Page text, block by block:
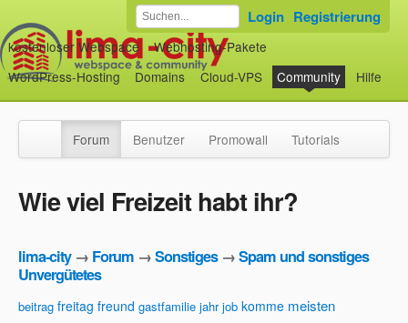
kostenloser Webspace
Webhosting-Pakete
WordPress-Hosting
Domains Cloud-VPS Community Hilfe
Login Registrierung
Forum Benutzer Promowall Tutorials
Wie viel Freizeit habt ihr?
lima-city→ Forum →Sonstiges→Spam und sonstiges
Unvergütetes
beitrag freitag freund gastfamilie jahr job komme meisten